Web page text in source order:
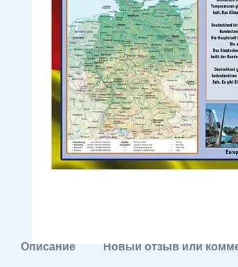
Описание Новый отзыв или